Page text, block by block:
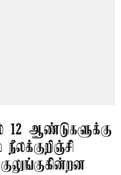
ஆண்டுகளுக்கு